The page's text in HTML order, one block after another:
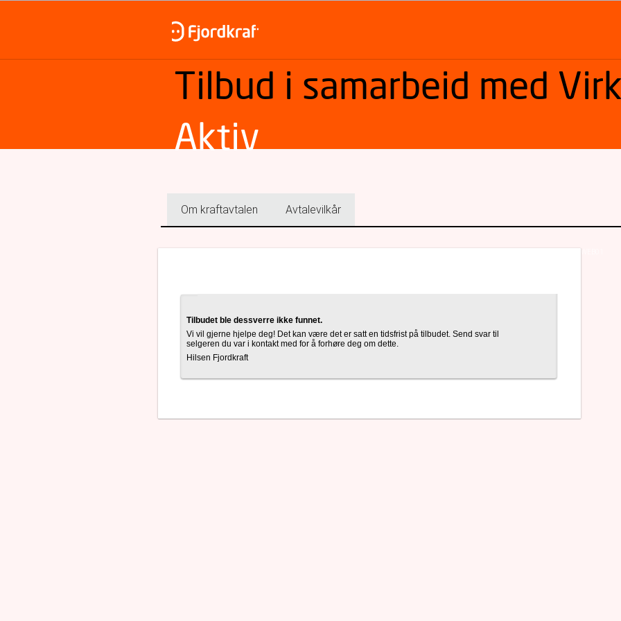
Tilbud i samarbeid med
Aktiv
Om kraftavtalen Avtalevilkår
Tilbudet ble dessverre ikke funnet.
Vi vil gjerne hjelpe deg! Det kan være det er satt en tidsfrist på tilbudet. Send svar til
selgeren du var i kontakt med for å forhøre deg om dette.
Hilsen Fjordkraft